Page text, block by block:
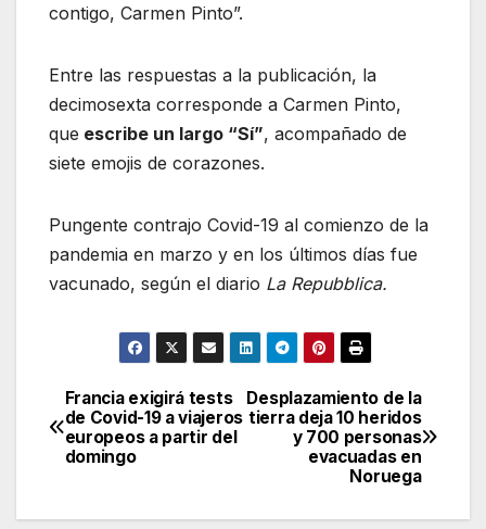
contigo, Carmen Pinto”.
Entre las respuestas a la publicación, la
decimosexta corresponde a Carmen Pinto,
que escribe un largo “Sí”, acompañado de
siete emojis de corazones.
Pungente contrajo Covid-19 al comienzo de la
pandemia en marzo y en los últimos días fue
vacunado, según el diario La Repubblica.
Navegación
de
Desplazamiento de la
tierra deja 10 heridos
y 700 personas
evacuadas en
Noruega
Francia exigirá tests
de Covid-19 a viajeros
europeos a partir del
domingo